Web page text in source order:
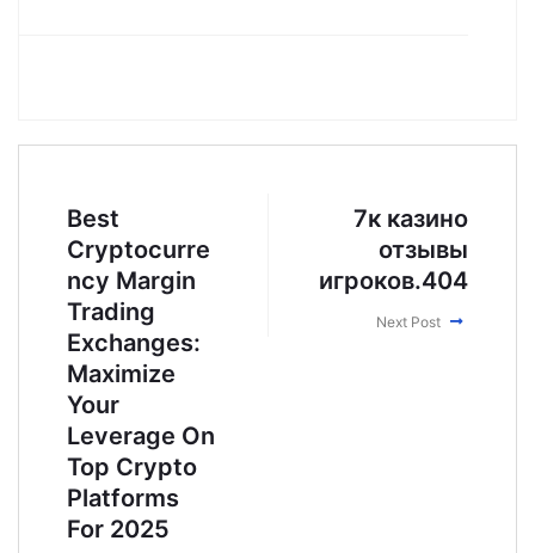
Best
Cryptocurre
ncy Margin
Trading
Exchanges:
Maximize
Your
Leverage On
Top Crypto
Platforms
For 2025
7к казино
отзывы
игроков.404
Next Post